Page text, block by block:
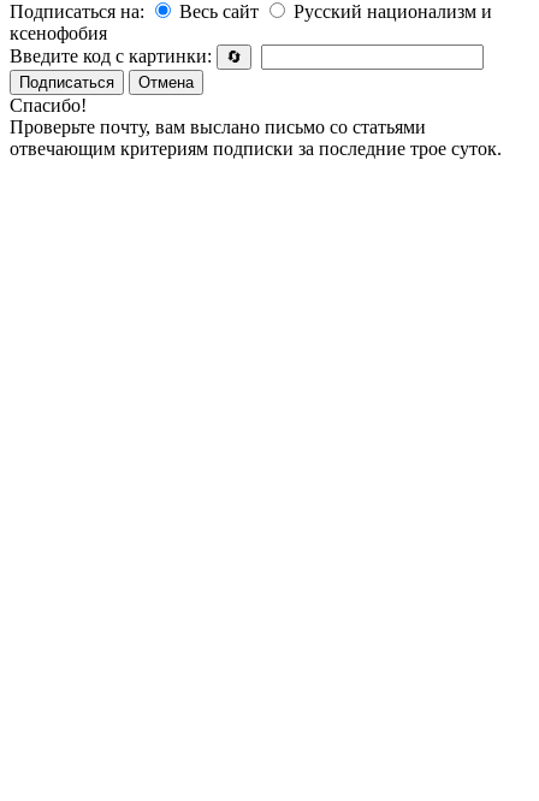
Подписаться на:
Весь сайт
Русский национализм и
ксенофобия
Введите код с картинки:
🔄
Подписаться
Отмена
Спасибо!
Проверьте почту, вам выслано письмо со статьями
отвечающим критериям подписки за последние трое суток.